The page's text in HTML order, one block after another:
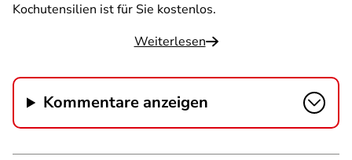
Kochutensilien ist für Sie kostenlos.
Weiterlesen
Kommentare anzeigen